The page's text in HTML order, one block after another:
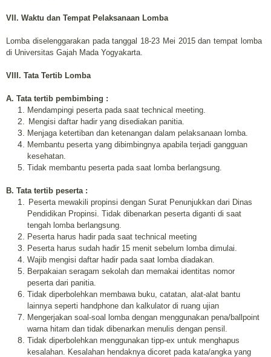
VII. Waktu dan Tempat Pelaksanaan Lomba
Lomba diselenggarakan pada tanggal 18-23 Mei 2015 dan tempat lomba
di Universitas Gajah Mada Yogyakarta.
VIII. Tata Tertib Lomba
A. Tata tertib pembimbing :
Mendampingi peserta pada saat technical meeting.
Mengisi daftar hadir yang disediakan panitia.
Menjaga ketertiban dan ketenangan dalam pelaksanaan lomba.
Membantu peserta yang dibimbingnya apabila terjadi gangguan
kesehatan.
Tidak membantu peserta pada saat lomba berlangsung.
B. Tata tertib peserta :
Peserta mewakili propinsi dengan Surat Penunjukkan dari Dinas
Pendidikan Propinsi. Tidak dibenarkan peserta diganti di saat
tengah lomba berlangsung.
Peserta harus hadir pada saat technical meeting
Peserta harus sudah hadir 15 menit sebelum lomba dimulai.
Wajib mengisi daftar hadir pada saat lomba diadakan.
Berpakaian seragam sekolah dan memakai identitas nomor
peserta dari panitia.
Tidak diperbolehkan membawa buku, catatan, alat-alat bantu
lainnya seperti handphone dan kalkulator di ruang ujian
Mengerjakan soal-soal lomba dengan menggunakan pena/ballpoint
warna hitam dan tidak dibenarkan menulis dengan pensil.
Tidak diperbolehkan menggunakan tipp-ex untuk menghapus
kesalahan. Kesalahan hendaknya dicoret pada kata/angka yang